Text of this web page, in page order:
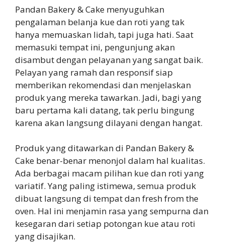
Pandan Bakery & Cake menyuguhkan
pengalaman belanja kue dan roti yang tak
hanya memuaskan lidah, tapi juga hati. Saat
memasuki tempat ini, pengunjung akan
disambut dengan pelayanan yang sangat baik.
Pelayan yang ramah dan responsif siap
memberikan rekomendasi dan menjelaskan
produk yang mereka tawarkan. Jadi, bagi yang
baru pertama kali datang, tak perlu bingung
karena akan langsung dilayani dengan hangat.
Produk yang ditawarkan di Pandan Bakery &
Cake benar-benar menonjol dalam hal kualitas.
Ada berbagai macam pilihan kue dan roti yang
variatif. Yang paling istimewa, semua produk
dibuat langsung di tempat dan fresh from the
oven. Hal ini menjamin rasa yang sempurna dan
kesegaran dari setiap potongan kue atau roti
yang disajikan.